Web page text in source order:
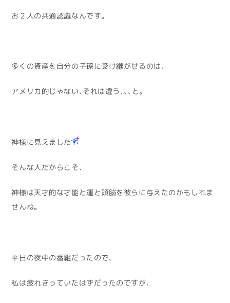
お２人の共通認識なんです。
多くの資産を自分の子孫に受け継がせるのは、
アメリカ的じゃない、それは違う、、、と。
神様に見えました
そんな人だからこそ、
神様は天才的な才能と運と頭脳を彼らに与えたのかもしれま
せんね。
平日の夜中の番組だったので、
私は疲れきっていたはずだったのですが、